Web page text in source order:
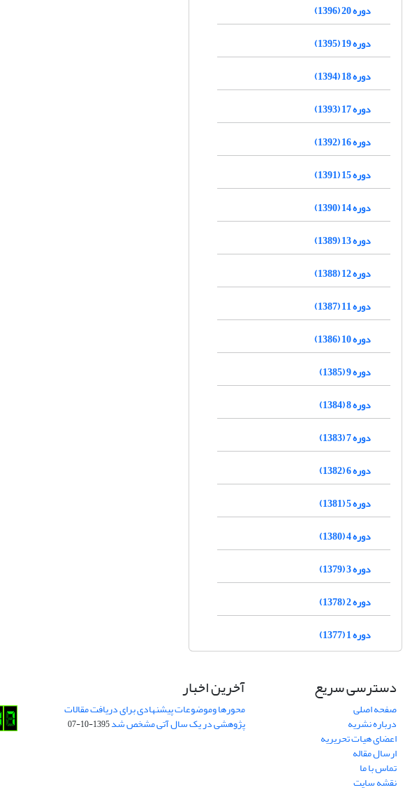
دوره 20 (1396)
دوره 19 (1395)
دوره 18 (1394)
دوره 17 (1393)
دوره 16 (1392)
دوره 15 (1391)
دوره 14 (1390)
دوره 13 (1389)
دوره 12 (1388)
دوره 11 (1387)
دوره 10 (1386)
دوره 9 (1385)
دوره 8 (1384)
دوره 7 (1383)
دوره 6 (1382)
دوره 5 (1381)
دوره 4 (1380)
دوره 3 (1379)
دوره 2 (1378)
دوره 1 (1377)
دسترسی سریع
صفحه اصلی
درباره نشریه
اعضای هیات تحریریه
ارسال مقاله
تماس با ما
نقشه سایت
آخرین اخبار
محورها وموضوعات پیشنهادی برای دریافت مقالات
پژوهشی در یک سال آتی مشخص شد1395-10-07